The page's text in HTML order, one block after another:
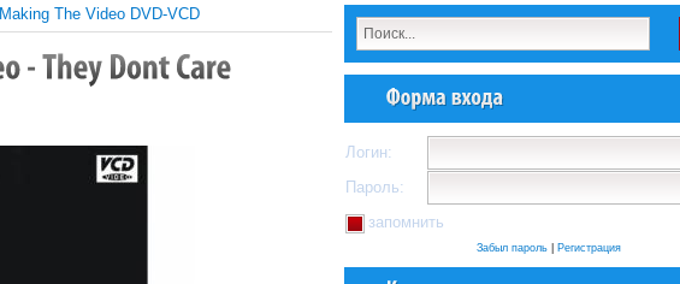
Making The Video DVD-VCD
Логин:
Пароль:
запомнить
Забыл пароль Регистрация